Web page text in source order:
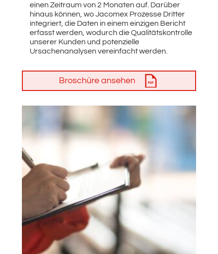
einen Zeitraum von 2 Monaten auf. Darüber
hinaus können, wo Jacomex Prozesse Dritter
integriert, die Daten in einem einzigen Bericht
erfasst werden, wodurch die Qualitätskontrolle
unserer Kunden und potenzielle
Ursachenanalysen vereinfacht werden.
Broschüre ansehen